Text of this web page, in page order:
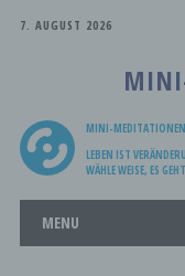
7. AUGUST 2026
MINI-
LEBEN IST
WÄHLE WEISE, ES
Main
MENU